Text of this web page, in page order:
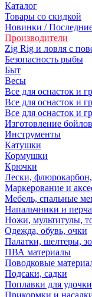
Каталог
Товары со скидкой
Новинки /
Производители
Zig Rig и ловля с
Безoпасность рыбы
Быт
Весы
Все для оснасток и
Все для оснасток и
Все для оснасток и
Изготовление бойлов
Инструменты
Катушки
Кормушки
Крючки
Лески,
Маркерование и
Мебель, спальные
Напальчники и
Ножи, мультитулы,
Одежда, обувь, очки
Палатки, шелтеры,
ПВА материалы
Поводковые
Подсаки, садки
Поплавки для
Прикормки и